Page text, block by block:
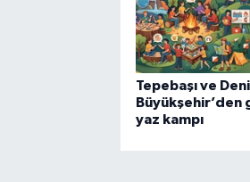
Tepebaşı ve
Büyükşehir’den
yaz kampı